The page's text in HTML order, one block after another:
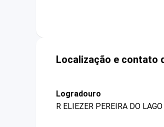
Localização e contato
Logradouro
R ELIEZER PEREIRA DO